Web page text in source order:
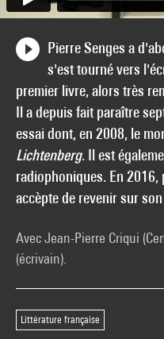
Pierre Senges a
s'est tourné vers
premier livre, alors très
Il a depuis fait paraître
essai dont, en 2008, le
Lichtenberg. Il est
radiophoniques. En
accèpte de revenir sur
Avec Jean-Pierre Criqui
(écrivain).
Littérature française